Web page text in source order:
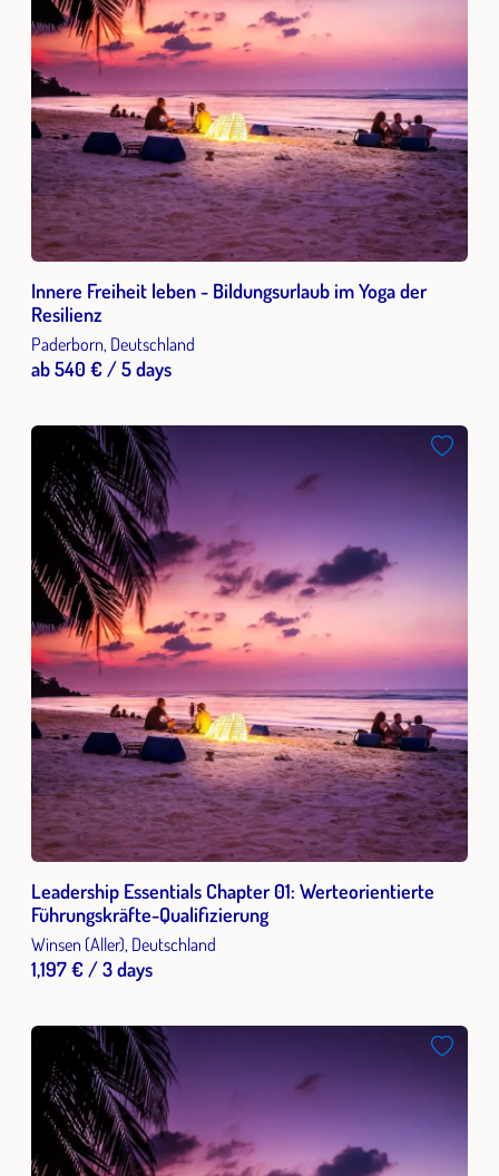
Innere Freiheit leben - Bildungsurlaub im Yoga der
Resilienz
Paderborn, Deutschland
ab 540 € / 5 days
Leadership Essentials Chapter 01: Werteorientierte
Führungskräfte-Qualifizierung
Winsen (Aller), Deutschland
1,197 € / 3 days